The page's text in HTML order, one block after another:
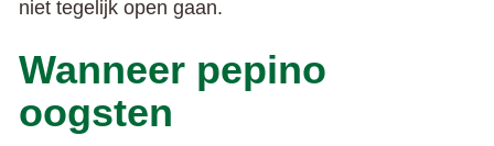
niet tegelijk open gaan.
Wanneer pepino
oogsten